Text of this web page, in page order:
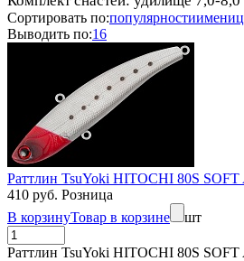
Сортировать по:популярностиимени
Выводить по:16
Раттлин TsuYoki HITOCHI 80S SOFT
410 руб. Розница
В корзинуТовар в корзине шт
Раттлин TsuYoki HITOCHI 80S SOFT